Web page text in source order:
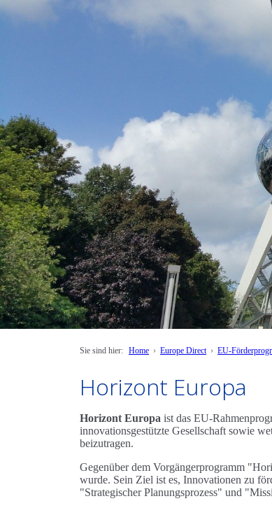
Sie sind hier: Home Europe Direct EU-
Horizont Europa
Horizont Europa ist das EU-
innovationsgestützte Gesellschaft sowie
beizutragen.
Gegenüber dem Vorgängerprogramm
wurde. Sein Ziel ist es, Innovationen zu
"Strategischer Planungsprozess" und